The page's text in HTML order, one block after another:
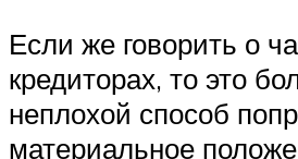
Если же говорить о
кредиторах, то это
неплохой способ
материальное